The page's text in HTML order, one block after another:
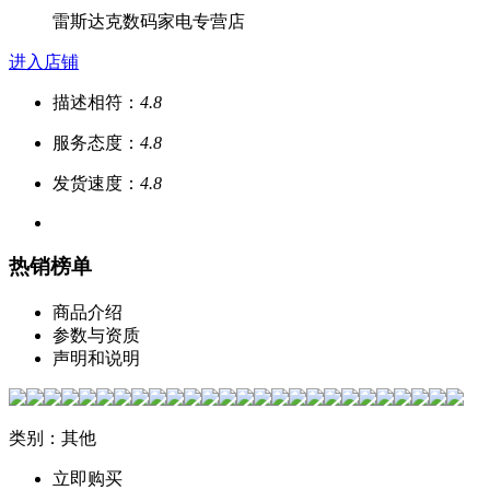
雷斯达克数码家电专营店
进入店铺
描述相符： 4.8
服务态度： 4.8
发货速度： 4.8
热销榜单
商品介绍
参数与资质
声明和说明
类别：其他
立即购买